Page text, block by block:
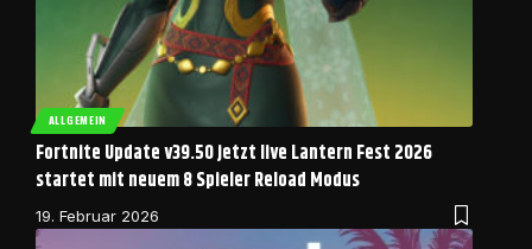
ALLGEMEIN
Fortnite Update v39.50 jetzt live Lantern Fest 2026
startet mit neuem 8 Spieler Reload Modus
19. Februar 2026